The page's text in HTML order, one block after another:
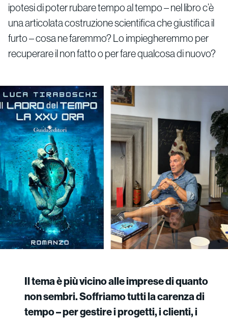
ipotesi di poter rubare tempo al tempo – nel libro c’è
una articolata costruzione scientifica che giustifica il
furto – cosa ne faremmo? Lo impiegheremmo per
recuperare il non fatto o per fare qualcosa di nuovo?
Il tema è più vicino alle imprese di quanto
non sembri. Soffriamo tutti la carenza di
tempo – per gestire i progetti, i clienti, i